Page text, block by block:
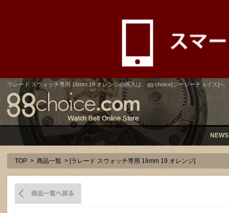
ラレード スウォッチ専用 16mm 19 オレンジの購入は、gg choice[ジージーチョイス]へ
TOP > 商品一覧 > [ラレード スウォッチ専用 16mm 19 オレンジ]